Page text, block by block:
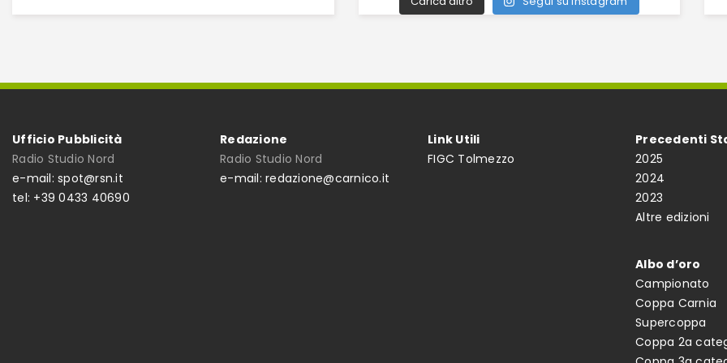
Ufficio Pubblicità
Radio Studio Nord
e-mail: spot@rsn.it
tel: +39 0433 40690
Redazione
Radio Studio Nord
e-mail: redazione@carnico.it
Link Utili
FIGC Tolmezzo
Precedenti
2025
2024
2023
Altre edizioni
Albo d’oro
Campionato
Coppa Carnia
Supercoppa
Coppa 2a